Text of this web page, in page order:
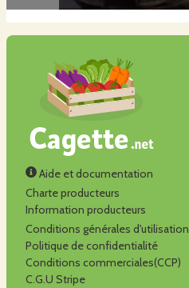
Aide et documentation
Charte producteurs
Information producteurs
Conditions générales d'utilisation
Politique de confidentialité
Conditions commerciales(CCP)
C.G.U Stripe